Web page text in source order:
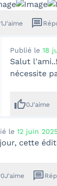
1J'aime message
Publié le 18
Salut
nécessite
thumb_up0J'aime
le 12 juin
cette
0J'aime message